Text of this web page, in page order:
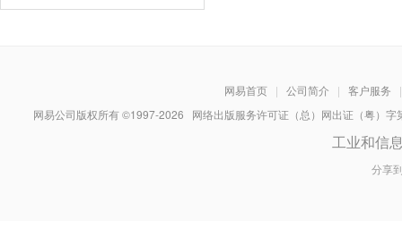
网易首页 | 公司简介 | 客户服务
|
网易公司版权所有 ©1997-2026 网络出版服务许可证（总）网出证（粤）
工业和信
分享